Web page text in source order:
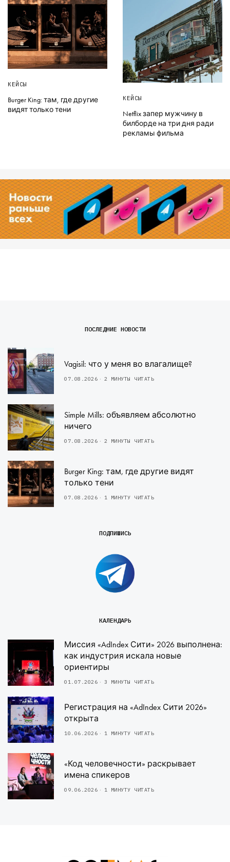
КЕЙСЫ
Burger King: там, где другие
видят только тени
КЕЙСЫ
Netflix запер мужчину в
билборде на три дня ради
рекламы фильма
ПОСЛЕДНИЕ НОВОСТИ
Vagisil: что у меня во влагалище?
07.08.2026 2 МИНУТЫ ЧИТАТЬ
Simple Mills: объявляем абсолютно
ничего
07.08.2026 2 МИНУТЫ ЧИТАТЬ
Burger King: там, где другие видят
только тени
07.08.2026 1 МИНУТУ ЧИТАТЬ
ПОДПИШИСЬ
КАЛЕНДАРЬ
Миссия «AdIndex Сити» 2026 выполнена:
как индустрия искала новые
ориентиры
01.07.2026 3 МИНУТЫ ЧИТАТЬ
Регистрация на «AdIndex Сити 2026»
открыта
10.06.2026 1 МИНУТУ ЧИТАТЬ
«Код человечности» раскрывает
имена спикеров
09.06.2026 1 МИНУТУ ЧИТАТЬ